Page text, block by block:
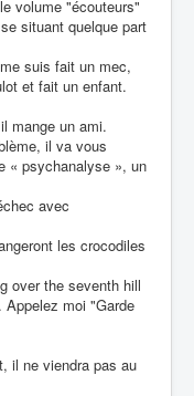
volume "écouteurs"
situant quelque part
suis fait un mec,
et fait un enfant.
mange un ami.
il va vous
« psychanalyse », un
avec
les crocodiles
over the seventh hill
moi "Garde
il ne viendra pas au